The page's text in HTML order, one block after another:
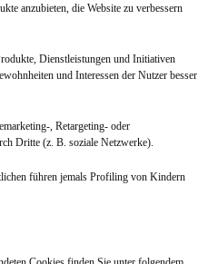
anzubieten, die Website zu verbessern
Dienstleistungen und Initiativen
und Interessen der Nutzer besser
, Retargeting- oder
Dritte (z. B. soziale Netzwerke).
führen jemals Profiling von Kindern